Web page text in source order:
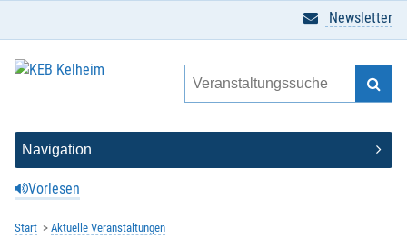
Vorlesen
Newsletter
Start
Aktuelle Veranstaltungen